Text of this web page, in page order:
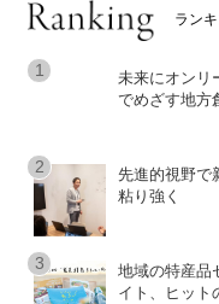
ラン
未来にオンリ
でめざす地方
先進的視野で
粘り強く
地域の特産品
イト、ヒット